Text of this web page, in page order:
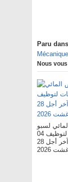
Paru
Mécanique
Nous
لسبو
: مباريات لتوظيف 04
مناصب. آخر أجل 28
2026